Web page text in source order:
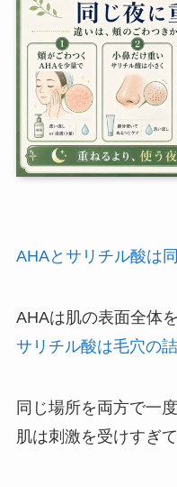
AHAとサリチル酸は
AHAは肌の表面全体を
サリチル酸は毛穴の
同じ場所を両方で一
肌は刺激を受けすぎ